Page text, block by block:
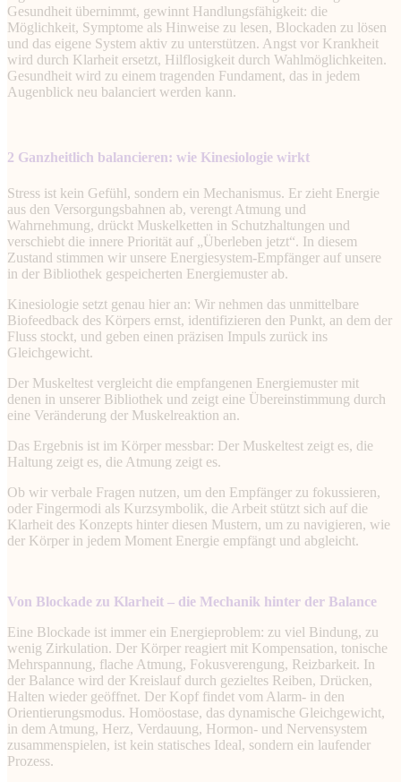
Gesundheit übernimmt, gewinnt Handlungsfähigkeit: die
Möglichkeit, Symptome als Hinweise zu lesen, Blockaden zu lösen
und das eigene System aktiv zu unterstützen. Angst vor Krankheit
wird durch Klarheit ersetzt, Hilflosigkeit durch Wahlmöglichkeiten.
Gesundheit wird zu einem tragenden Fundament, das in jedem
Augenblick neu balanciert werden kann.
2 Ganzheitlich balancieren: wie Kinesiologie wirkt
Stress ist kein Gefühl, sondern ein Mechanismus. Er zieht Energie
aus den Versorgungsbahnen ab, verengt Atmung und
Wahrnehmung, drückt Muskelketten in Schutzhaltungen und
verschiebt die innere Priorität auf „Überleben jetzt“. In diesem
Zustand stimmen wir unsere Energiesystem-Empfänger auf unsere
in der Bibliothek gespeicherten Energiemuster ab.
Kinesiologie setzt genau hier an: Wir nehmen das unmittelbare
Biofeedback des Körpers ernst, identifizieren den Punkt, an dem der
Fluss stockt, und geben einen präzisen Impuls zurück ins
Gleichgewicht.
Der Muskeltest vergleicht die empfangenen Energiemuster mit
denen in unserer Bibliothek und zeigt eine Übereinstimmung durch
eine Veränderung der Muskelreaktion an.
Das Ergebnis ist im Körper messbar: Der Muskeltest zeigt es, die
Haltung zeigt es, die Atmung zeigt es.
Ob wir verbale Fragen nutzen, um den Empfänger zu fokussieren,
oder Fingermodi als Kurzsymbolik, die Arbeit stützt sich auf die
Klarheit des Konzepts hinter diesen Mustern, um zu navigieren, wie
der Körper in jedem Moment Energie empfängt und abgleicht.
Von Blockade zu Klarheit – die Mechanik hinter der Balance
Eine Blockade ist immer ein Energieproblem: zu viel Bindung, zu
wenig Zirkulation. Der Körper reagiert mit Kompensation, tonische
Mehrspannung, flache Atmung, Fokusverengung, Reizbarkeit. In
der Balance wird der Kreislauf durch gezieltes Reiben, Drücken,
Halten wieder geöffnet. Der Kopf findet vom Alarm- in den
Orientierungsmodus. Homöostase, das dynamische Gleichgewicht,
in dem Atmung, Herz, Verdauung, Hormon- und Nervensystem
zusammenspielen, ist kein statisches Ideal, sondern ein laufender
Prozess.